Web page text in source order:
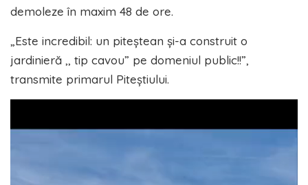
demoleze în maxim 48 de ore.
„Este incredibil: un piteștean și-a construit o
jardinieră ,, tip cavou” pe domeniul public!!”,
transmite primarul Piteștiului.
video